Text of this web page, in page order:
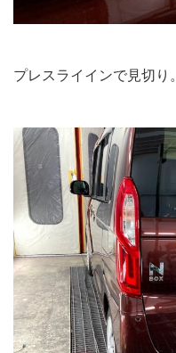
プレスライインで見切り。